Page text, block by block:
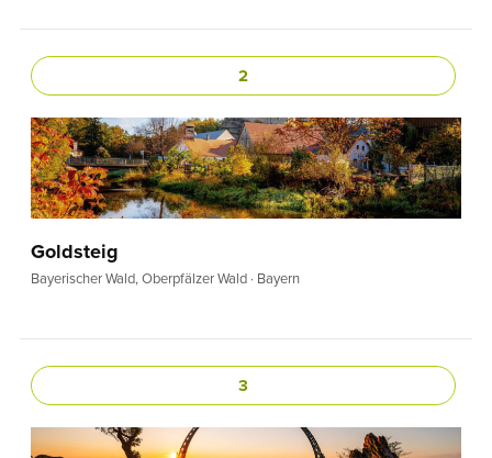
2
Goldsteig
Bayerischer Wald, Oberpfälzer Wald · Bayern
3